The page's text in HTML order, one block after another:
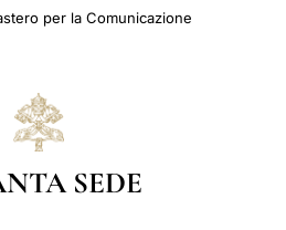
per la Comunicazione
SEDE